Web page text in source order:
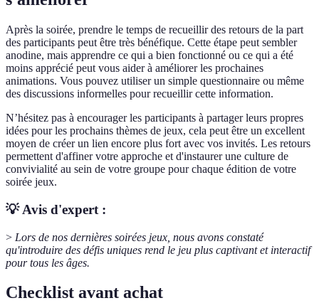
Après la soirée, prendre le temps de recueillir des retours de la part
des participants peut être très bénéfique. Cette étape peut sembler
anodine, mais apprendre ce qui a bien fonctionné ou ce qui a été
moins apprécié peut vous aider à améliorer les prochaines
animations. Vous pouvez utiliser un simple questionnaire ou même
des discussions informelles pour recueillir cette information.
N’hésitez pas à encourager les participants à partager leurs propres
idées pour les prochains thèmes de jeux, cela peut être un excellent
moyen de créer un lien encore plus fort avec vos invités. Les retours
permettent d'affiner votre approche et d'instaurer une culture de
convivialité au sein de votre groupe pour chaque édition de votre
soirée jeux.
💡 Avis d'expert :
> Lors de nos dernières soirées jeux, nous avons constaté
qu'introduire des défis uniques rend le jeu plus captivant et interactif
pour tous les âges.
Checklist avant achat